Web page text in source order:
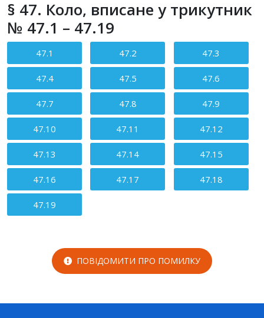
§ 47. Коло, вписане у трикутник
№ 47.1 – 47.19
47.1 47.2 47.3
47.4 47.5 47.6
47.7 47.8 47.9
47.10 47.11 47.12
47.13 47.14 47.15
47.16 47.17 47.18
47.19
ПОВІДОМИТИ ПРО ПОМИЛКУ